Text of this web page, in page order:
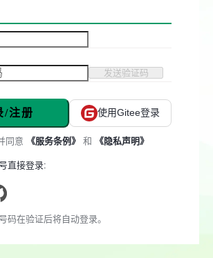
发送验证码
/注册 使用Gitee登录
同意 《服务条例》 和 《隐私声明》
直接登录:
码在验证后将自动登录。